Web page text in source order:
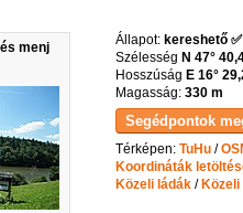
menj
Állapot: kereshető ✅
Szélesség N 47°
Hosszúság E 16°
Magasság: 330 m
Térképen: TuHu/
Koordináták
Közeli ládák/